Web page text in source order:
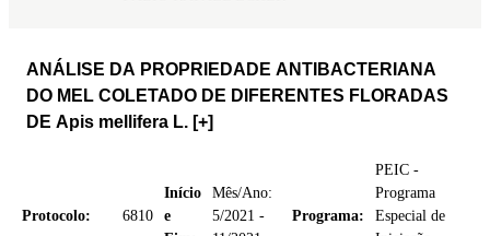
ANÁLISE DA PROPRIEDADE ANTIBACTERIANA
DO MEL COLETADO DE DIFERENTES FLORADAS
DE Apis mellifera L. [+]
Protocolo: 6810
Início
e
Mês/Ano:
5/2021 -
Programa:
PEIC -
Programa
Especial de